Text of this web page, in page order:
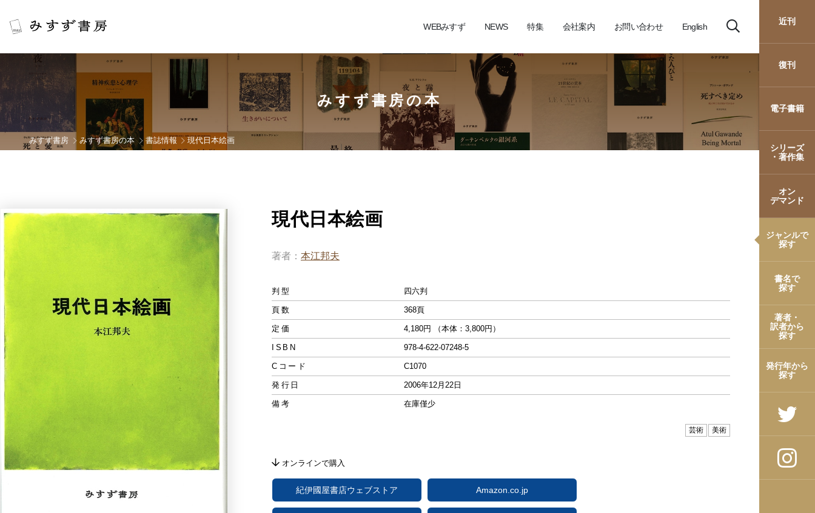
WEBみすず NEWS 特集 会社案内 お問い合わせ English
近刊
復刊
電子書籍
シリーズ
・著作集
オン
デマンド
ジャンルで
探す
書名で
探す
著者・
訳者から
探す
発行年から
探す
みすず書房の本
みすず書房 みすず書房の本 書誌情報 現代日本絵画
現代日本絵画
著者 本江邦夫
判型 四六判
頁数 368頁
定価 4,180円 （本体：3,800円）
ISBN 978-4-622-07248-5
Cコード C1070
発行日 2006年12月22日
備考 在庫僅少
芸術 美術
オンラインで購入
紀伊國屋書店ウェブストア Amazon.co.jp